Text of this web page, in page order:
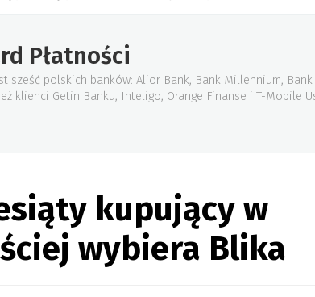
Płatności
sześć polskich banków: Alior Bank, Bank Millennium,
klienci Getin Banku, Inteligo, Orange Finanse i T-Mobile
kupujący w
wybiera Blika